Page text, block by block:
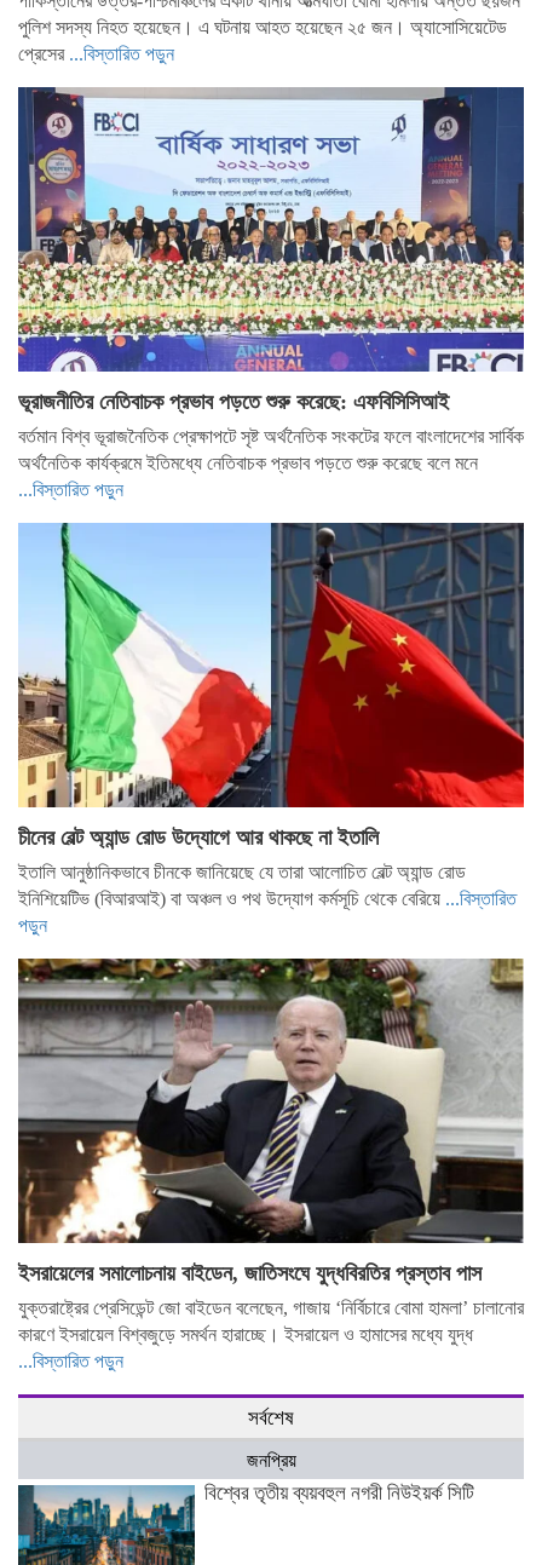
পুলিশ সদস্য নিহত হয়েছেন। এ ঘটনায় আহত হয়েছেন ২৫ জন। অ্যাসোসিয়েটেড
প্রেসের ...বিস্তারিত পড়ুন
ভূরাজনীতির নেতিবাচক প্রভাব পড়তে শুরু করেছে: এফবিসিসিআই
বর্তমান বিশ্ব ভূরাজনৈতিক প্রেক্ষাপটে সৃষ্ট অর্থনৈতিক সংকটের ফলে বাংলাদেশের সার্বিক
অর্থনৈতিক কার্যক্রমে ইতিমধ্যে নেতিবাচক প্রভাব পড়তে শুরু করেছে বলে মনে
...বিস্তারিত পড়ুন
চীনের বেল্ট অ্যান্ড রোড উদ্যোগে আর থাকছে না ইতালি
ইতালি আনুষ্ঠানিকভাবে চীনকে জানিয়েছে যে তারা আলোচিত বেল্ট অ্যান্ড রোড
ইনিশিয়েটিভ (বিআরআই) বা অঞ্চল ও পথ উদ্যোগ কর্মসূচি থেকে বেরিয়ে ...বিস্তারিত
পড়ুন
ইসরায়েলের সমালোচনায় বাইডেন, জাতিসংঘে যুদ্ধবিরতির প্রস্তাব পাস
যুক্তরাষ্ট্রের প্রেসিডেন্ট জো বাইডেন বলেছেন, গাজায় ‘নির্বিচারে বোমা হামলা’ চালানোর
কারণে ইসরায়েল বিশ্বজুড়ে সমর্থন হারাচ্ছে। ইসরায়েল ও হামাসের মধ্যে যুদ্ধ
...বিস্তারিত পড়ুন
সর্বশেষ
জনপ্রিয়
বিশ্বের তৃতীয় ব্যয়বহুল নগরী নিউইয়র্ক সিটি